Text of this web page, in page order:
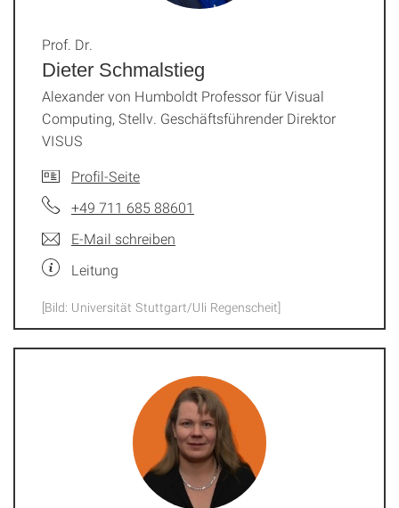
Dieter Schmalstieg
Prof. Dr.
Alexander von Humboldt Professor für Visual
Computing, Stellv. Geschäftsführender Direktor
VISUS
Profil-Seite
+49 711 685 88601
E-Mail schreiben
Leitung
[Bild: Universität Stuttgart/Uli Regenscheit]